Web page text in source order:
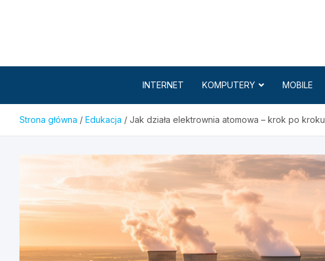
INTERNET KOMPUTERY MOBILE
Strona główna Edukacja Jak działa elektrownia atomowa – krok po kroku